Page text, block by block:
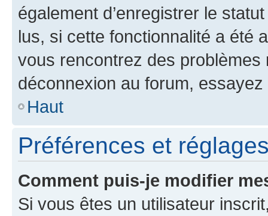
également d’enregistrer le
lus, si cette fonctionnalité a été
vous rencontrez des
déconnexion au forum,
Haut
Préférences et
Comment puis-je modifier
Si vous êtes un utilisateur